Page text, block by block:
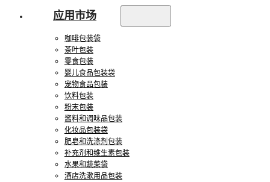
应用市场
咖啡包装袋
茶叶包装
零食包装
婴儿食品包装袋
宠物食品包装
饮料包装
粉末包装
酱料和调味品包装
化妆品包装袋
肥皂和洗涤剂包装
补充剂和维生素包装
水果和蔬菜袋
酒店洗漱用品包装